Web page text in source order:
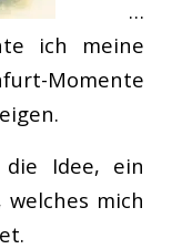
…
ich meine
Momente
Idee, ein
mich